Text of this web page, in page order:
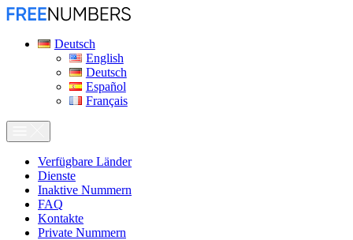
Deutsch
English
Deutsch
Español
Français
Verfügbare Länder
Dienste
Inaktive Nummern
FAQ
Kontakte
Private Nummern